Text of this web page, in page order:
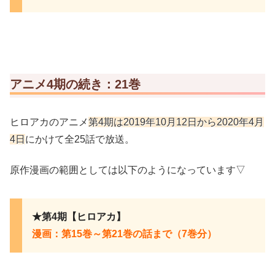
アニメ4期の続き：21巻
ヒロアカのアニメ第4期は2019年10月12日から2020年4月
4日にかけて全25話で放送。
原作漫画の範囲としては以下のようになっています▽
★第4期【ヒロアカ】
漫画：第15巻～第21巻の話まで（7巻分）